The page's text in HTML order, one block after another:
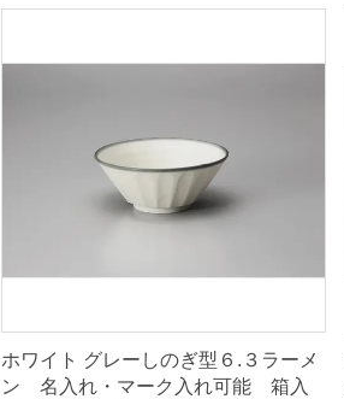
ホワイト グレーしのぎ型６.３ラーメ
ン 名入れ・マーク入れ可能 箱入